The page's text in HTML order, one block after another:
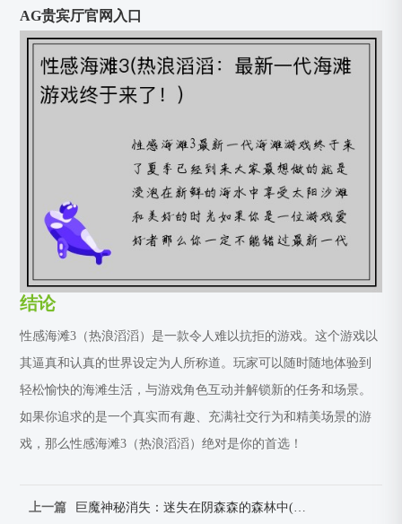
AG贵宾厅官网入口
结论
性感海滩3（热浪滔滔）是一款令人难以抗拒的游戏。这个游戏以
其逼真和认真的世界设定为人所称道。玩家可以随时随地体验到
轻松愉快的海滩生活，与游戏角色互动并解锁新的任务和场景。
如果你追求的是一个真实而有趣、充满社交行为和精美场景的游
戏，那么性感海滩3（热浪滔滔）绝对是你的首选！
上一篇